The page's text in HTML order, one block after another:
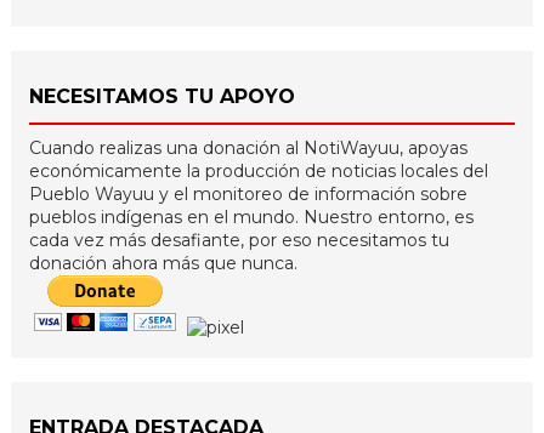
NECESITAMOS TU APOYO
Cuando realizas una donación al NotiWayuu, apoyas
económicamente la producción de noticias locales del
Pueblo Wayuu y el monitoreo de información sobre
pueblos indígenas en el mundo. Nuestro entorno, es
cada vez más desafiante, por eso necesitamos tu
donación ahora más que nunca.
ENTRADA DESTACADA